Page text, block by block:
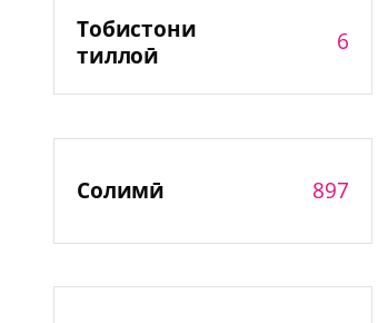
Тобистони
тиллоӣ
6
Солимӣ 897